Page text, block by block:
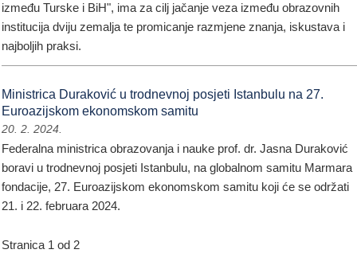
između Turske i BiH", ima za cilj jačanje veza između obrazovnih
institucija dviju zemalja te promicanje razmjene znanja, iskustava i
najboljih praksi.
Ministrica Duraković u trodnevnoj posjeti Istanbulu na 27.
Euroazijskom ekonomskom samitu
20. 2. 2024.
Federalna ministrica obrazovanja i nauke prof. dr. Jasna Duraković
boravi u trodnevnoj posjeti Istanbulu, na globalnom samitu Marmara
fondacije, 27. Euroazijskom ekonomskom samitu koji će se održati
21. i 22. februara 2024.
Stranica 1 od 2